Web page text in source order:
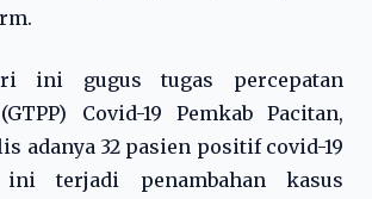
ini gugus tugas percepatan
Covid-19 Pemkab Pacitan,
adanya 32 pasien positif covid-19
terjadi penambahan kasus